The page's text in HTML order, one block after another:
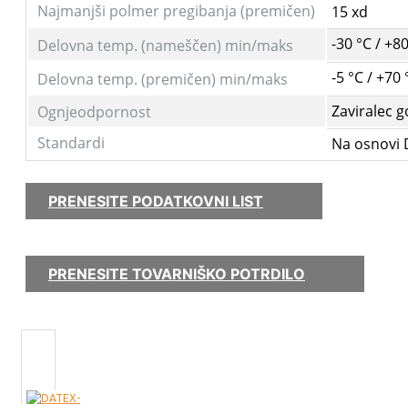
Najmanjši polmer pregibanja (premičen)
15 xd
Delovna temp. (nameščen) min/maks
-30 °C /
Delovna temp. (premičen) min/maks
-5 °C / +70
Ognjeodpornost
Zaviralec
Standardi
Na osnovi
PRENESITE PODATKOVNI LIST
PRENESITE TOVARNIŠKO POTRDILO